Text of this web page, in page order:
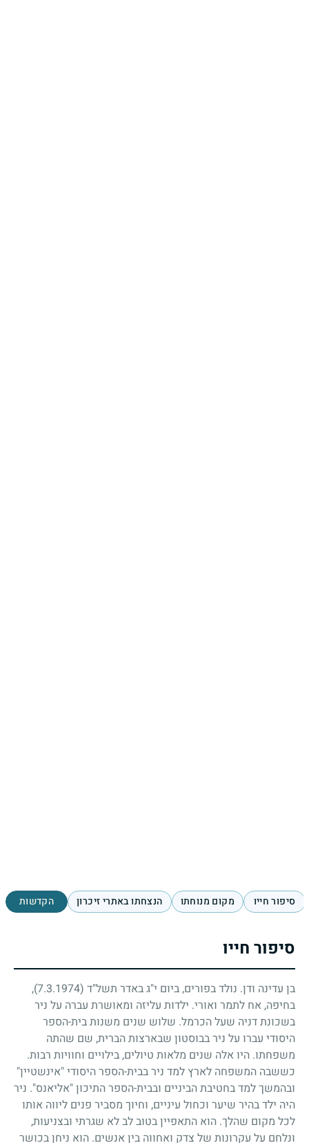
סיפור חייו מקום מנוחתו הנצחתו באתרי זיכרון הקדשות
סיפור חייו
בן עדינה ודן. נולד בפורים, ביום י"ג באדר תשל"ד (7.3.1974)
,
בחיפה, אח לתמר ואורי. ילדות עליזה ומאושרת עברה על ניר
בשכונת דניה שעל הכרמל. שלוש שנים משנות בית-הספר
היסודי עברו על ניר בבוסטון שבארצות הברית, שם שהתה
משפחתו. היו אלה שנים מלאות טיולים, בילויים וחוויות רבות.
כששבה המשפחה לארץ למד ניר בבית-הספר היסודי "אינשטיין"
ובהמשך למד בחטיבת הביניים ובבית-הספר התיכון "אליאנס". ניר
היה ילד בהיר שיער וכחול עיניים, וחיוך מסביר פנים ליווה אותו
לכל מקום שהלך. הוא התאפיין בטוב לב לא שגרתי ובצניעות,
ונלחם על עקרונות של צדק ואחווה בין אנשים. הוא ניחן בכושר